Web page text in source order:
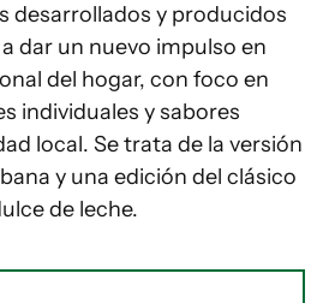
desarrollados y producidos
dar un nuevo impulso en
del hogar, con foco en
individuales y sabores
local. Se trata de la versión
y una edición del clásico
de leche.